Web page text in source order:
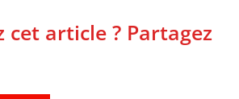
cet article ? Partagez